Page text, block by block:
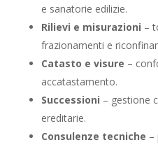
e sanatorie edilizie.
Rilievi e misurazioni –
frazionamenti e
Catasto e visure –
accatastamento.
Successioni – gestione
ereditarie.
Consulenze tecniche –